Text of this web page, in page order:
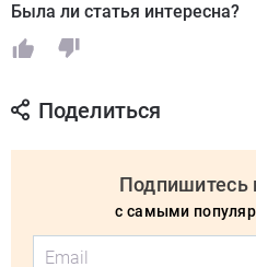
Была ли статья интересна?
Поделиться
Подпишитесь
с самыми